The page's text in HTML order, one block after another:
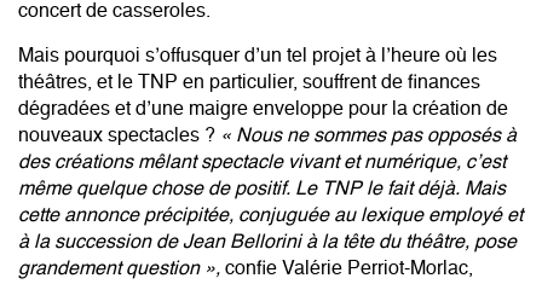
concert de casseroles.
Mais pourquoi s’offusquer d’un tel projet à l’heure où les
théâtres, et le TNP en particulier, souffrent de finances
dégradées et d’une maigre enveloppe pour la création de
nouveaux spectacles ? « Nous ne sommes pas opposés à
des créations mêlant spectacle vivant et numérique, c’est
même quelque chose de positif. Le TNP le fait déjà. Mais
cette annonce précipitée, conjuguée au lexique employé et
à la succession de Jean Bellorini à la tête du théâtre, pose
grandement question », confie Valérie Perriot-Morlac,